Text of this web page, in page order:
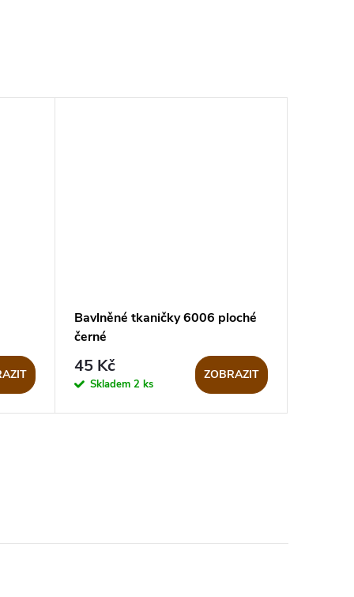
Bavlněné tkaničky 6006 ploché
černé
45 Kč
Skladem 2 ks
ZOBRAZIT